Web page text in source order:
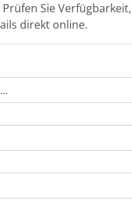
Sie
direkt online.